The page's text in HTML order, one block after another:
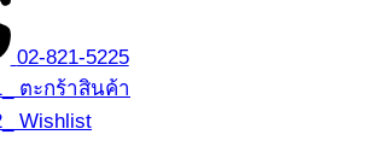
02-821-5225
ตะกร้าสินค้า
Wishlist